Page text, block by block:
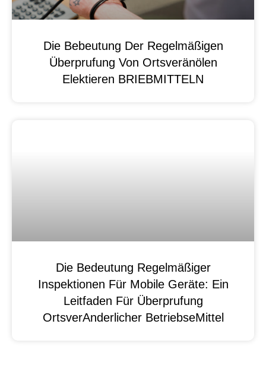
Die Bebeutung Der Regelmäßigen
Überprufung Von Ortsveränölen
Elektieren BRIEBMITTELN
Die Bedeutung Regelmäßiger
Inspektionen Für Mobile Geräte: Ein
Leitfaden Für Überprufung
OrtsverAnderlicher BetriebseMittel